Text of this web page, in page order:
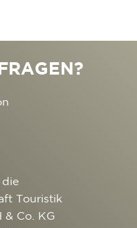
die
Touristik
& Co. KG